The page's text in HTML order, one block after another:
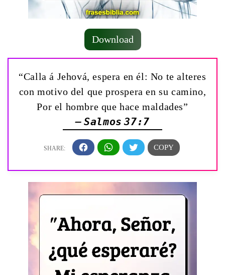
Download
“Calla á Jehová, espera en él: No te alteres
con motivo del que prospera en su camino,
Por el hombre que hace maldades”
— Salmos 37:7